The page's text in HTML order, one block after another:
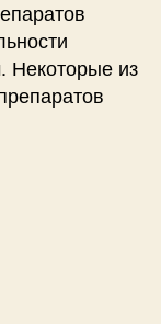
Некоторые из